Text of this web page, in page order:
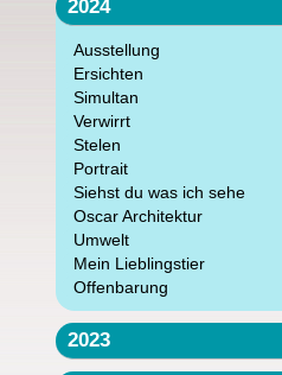
2024
Ausstellung
Ersichten
Simultan
Verwirrt
Stelen
Portrait
Siehst du was ich sehe
Oscar Architektur
Umwelt
Mein Lieblingstier
Offenbarung
2023